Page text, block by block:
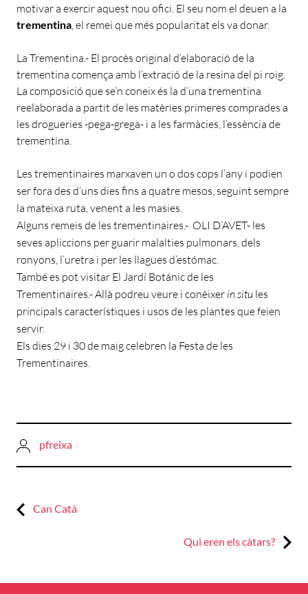
motivar a exercir aquest nou ofici. El seu nom el deuen a la
trementina , el remei que més popularitat els va donar.
La Trementina.- El procès original d’elaboració de la
trementina comença amb l’extració de la resina del pi roig.
La composició que se’n coneix és la d’una trementina
reelaborada a partit de les matèries primeres comprades a
les drogueries -pega-grega- i a les farmàcies, l’essència de
trementina.
Les trementinaires marxaven un o dos cops l’any i podien
ser fora des d’uns dies fins a quatre mesos, seguint sempre
la mateixa ruta, venent a les masies.
Alguns remeis de les trementinaires.- OLI D’AVET- les
seves apliccions per guarir malalties pulmonars, dels
ronyons, l’uretra i per les llagues d’estómac.
També es pot visitar El Jardí Botánic de les
Trementinaires.- Allà podreu veure i conèixer in situ les
principals característiques i usos de les plantes que feien
servir.
Els dies 29 i 30 de maig celebren la Festa de les
Trementinaires.
pfreixa
Navegació
Previous:
Can Catà
Next:
Qui eren els càtars?